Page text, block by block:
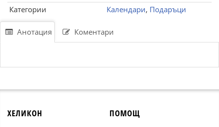
Категории
Календари, Подаръци
Анотация Коментари
ХЕЛИКОН ПОМОЩ